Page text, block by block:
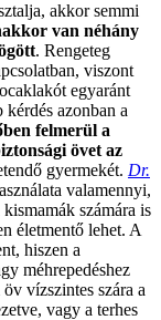
akkor semmi
van néhány
. Rengeteg
viszont
egyaránt
azonban a
felmerül a
övet az
gyermekét. Dr.
valamennyi,
számára is
életmentő lehet. A
hiszen a
méhrepedéshez
vízszintes szára a
vagy a terhes